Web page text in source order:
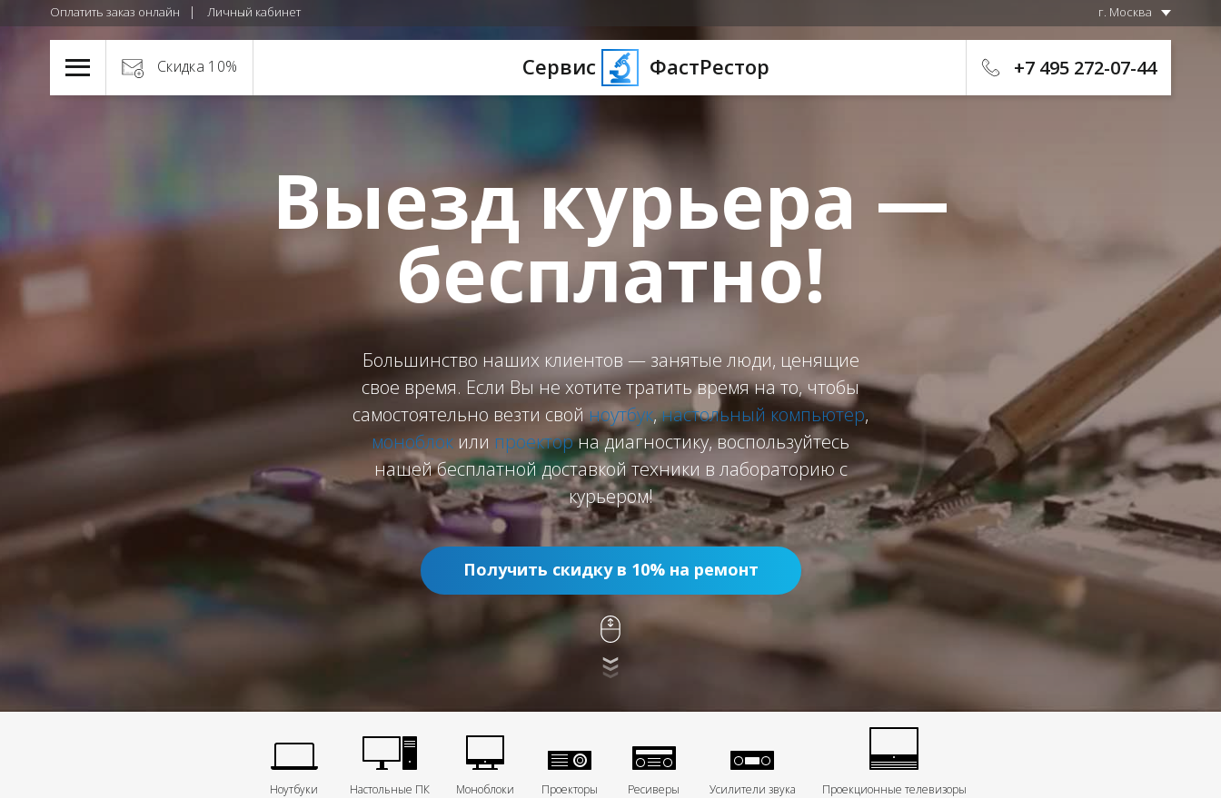
Оплатить заказ онлайн Личный кабинет г. Москва
Сервис ФастРестор
Скидка 10% +7 495 272-07-44
Выезд курьера —
бесплатно!
Большинство наших клиентов — занятые люди, ценящие
свое время. Если Вы не хотите тратить время на то, чтобы
самостоятельно везти свойноутбук,настольный компьютер,
моноблок или проекторна диагностику, воспользуйтесь
нашей бесплатной доставкой техники в лабораторию с
курьером!
Получить скидку в 10% на ремонт
Ноутбуки Настольные ПК Моноблоки Проекторы Ресиверы Усилители звука Проекционные телевизоры